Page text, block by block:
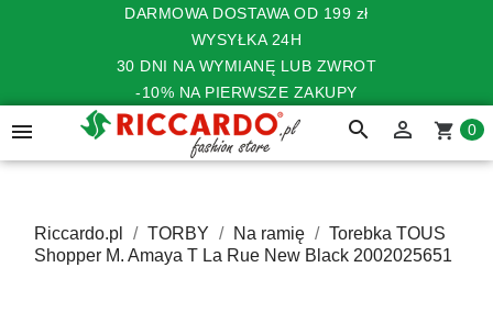
DARMOWA DOSTAWA OD 199 zł
WYSYŁKA 24H
30 DNI NA WYMIANĘ LUB ZWROT
-10% NA PIERWSZE ZAKUPY
 search  shopping_cart 0
Riccardo.pl TORBY Na ramię
Torebka TOUS
Shopper M. Amaya T La Rue New Black 2002025651